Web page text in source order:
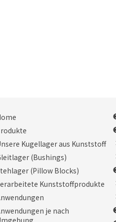
Kugellager aus Kunststoff
(Bushings)
(Pillow Blocks)
Kunststoffprodukte
je nach